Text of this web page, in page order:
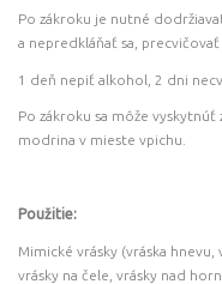
Po zákroku je nutné
a nepredkláňať sa, precvičovať
1 deň nepiť alkohol, 2 dni
Po zákroku sa môže
modrina v mieste vpichu.
Použitie:
Mimické vrásky (vráska
vrásky na čele, vrásky nad